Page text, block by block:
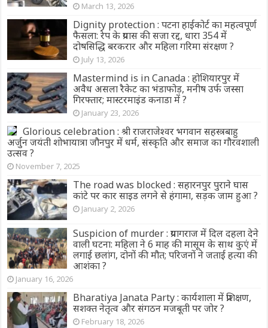
March 13, 2026
Dignity protection : पटना हाईकोर्ट का महत्वपूर्ण
फैसला: रेप के प्रयास की सजा रद्द, धारा 354 में
दोषसिद्धि बरकरार और महिला गरिमा संरक्षण ?
July 13, 2026
Mastermind is in Canada : होशियारपुर में
अवैध असला रैकेट का भंडाफोड़, मनीष उर्फ जस्सा
गिरफ्तार; मास्टरमाइंड कनाडा में ?
January 23, 2026
Glorious celebration : श्री राजराजेश्वर भगवान सहस्त्रबाहु
अर्जुन जयंती शोभायात्रा जौनपुर में धर्म, संस्कृति और समाज का गौरवशाली
उत्सव ?
November 7, 2025
The road was blocked : सहारनपुर पुराने घास
कांटे पर कार साइड लगने से हंगामा, सड़क जाम हुआ ?
January 2, 2026
Suspicion of murder : प्रयागराज में दिल दहला देने
वाली घटना: महिला ने 6 माह की मासूम के साथ कुएं में
लगाई छलांग, दोनों की मौत; परिजनों ने जताई हत्या की
आशंका ?
January 16, 2026
Bharatiya Janata Party : कार्यशाला में प्रशिक्षण,
सशक्त नेतृत्व और संगठन मजबूती पर जोर ?
February 18, 2026